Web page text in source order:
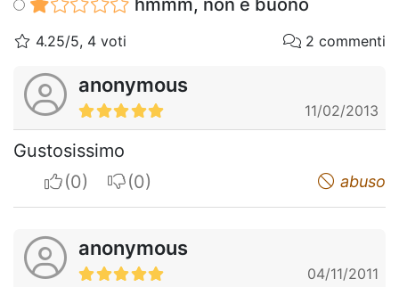
4.25/5, 4 voti 2 commenti
anonymous
11/02/2013
Gustosissimo
I apreciateI do not appreciate abuso
anonymous
04/11/2011